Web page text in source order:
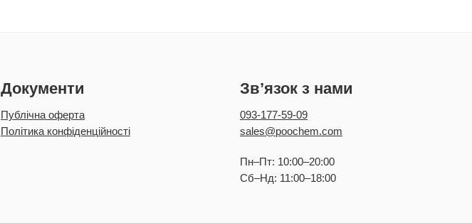
Документи
Публічна оферта
Політика конфіденційності
Зв’язок з нами
093-177-59-09
sales@poochem.com
Пн–Пт: 10:00–20:00
Сб–Нд: 11:00–18:00